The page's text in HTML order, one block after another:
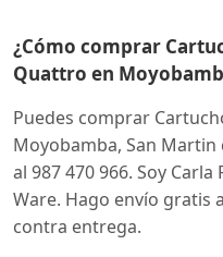
¿Cómo comprar
Quattro en
Puedes comprar
Moyobamba, San
al 987 470 966. Soy
Ware. Hago envío gratis
contra entrega.